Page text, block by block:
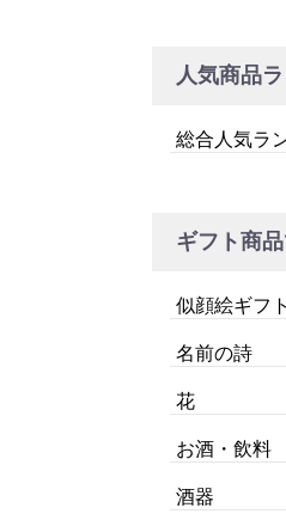
人気商品
総合人気ラ
ギフト商
似顔絵ギフト
名前の詩
花
お酒・飲料
酒器